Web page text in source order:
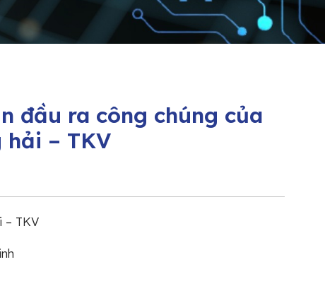
đầu ra công chúng của
hải – TKV
– TKV